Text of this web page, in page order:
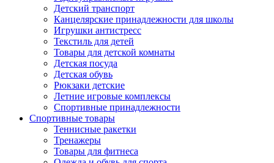
Детский транспорт
Канцелярские принадлежности для школы
Игрушки антистресс
Текстиль для детей
Товары для детской комнаты
Детская посуда
Детская обувь
Рюкзаки детские
Летние игровые комплексы
Спортивные принадлежности
Спортивные товары
Теннисные ракетки
Тренажеры
Товары для фитнеса